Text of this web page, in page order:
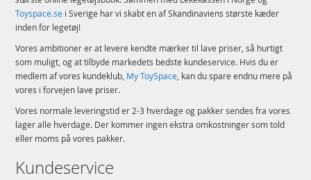
Toyspace.se i Sverige har vi skabt en af Skandinaviens største kæder
inden for legetøj!
Vores ambitioner er at levere kendte mærker til lave priser, så hurtigt
som muligt, og at tilbyde markedets bedste kundeservice. Hvis du er
medlem af vores kundeklub, My ToySpace, kan du spare endnu mere på
vores i forvejen lave priser.
Vores normale leveringstid er 2-3 hverdage og pakker sendes fra vores
lager alle hverdage. Der kommer ingen ekstra omkostninger som told
eller moms på vores pakker.
Kundeservice